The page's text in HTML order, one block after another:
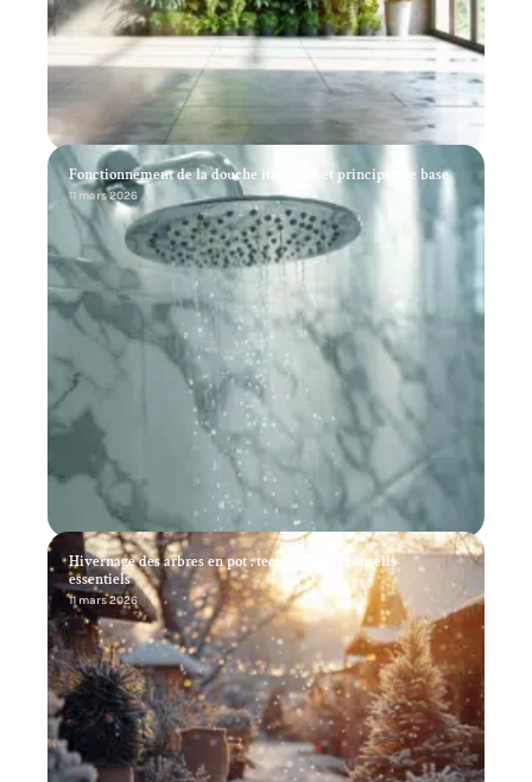
Fonctionnement de la douche italienne et principes de base
11 mars 2026
Hivernage des arbres en pot : techniques et conseils
essentiels
11 mars 2026